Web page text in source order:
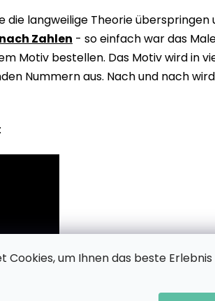
Cookies, um Ihnen das beste Erlebnis
die langweilige Theorie überspringen
Zahlen - so einfach war das
Motiv bestellen. Das Motiv wird in
Nummern aus. Nach und nach